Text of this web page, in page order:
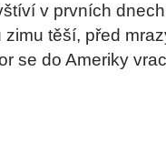
v prvních
těší, před
se do Ameriky